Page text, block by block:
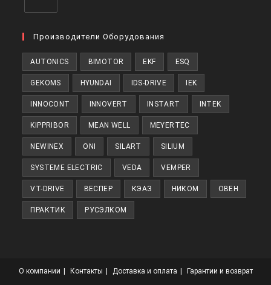
в
вкладке
Производители Оборудования
AUTONICS BIMOTOR EKF ESQ
GEKOMS HYUNDAI IDS-DRIVE IEK
INNOCONT INNOVERT INSTART INTEK
KIPPRIBOR MEAN WELL MEYERTEC
NEWINEX ONI SILART SILIUM
SYSTEME ELECTRIC VEDA VEMPER
VT-DRIVE ВЕСПЕР КЭАЗ НИКОМ ОВЕН
ПРАКТИК РУСЭЛКОМ
О компании Контакты Доставка и оплата Гарантии и возврат